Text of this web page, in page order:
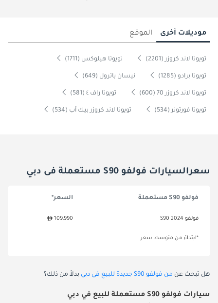
موديلات أخرى الموقع
تويوتا لاند كروزر (2201) تويوتا هيلوكس (1711)
تويوتا برادو (1285) نيسان باترول (649)
تويوتا لاند كروزر 70 (600) تويوتا راف ٤ (581)
تويوتا فورتونر (534) تويوتا لاند كروزر بيك آب (534)
سعرالسيارات فولفو S90 مستعملة فى دبي
فولفو S90 مستعملة السعر*
فولفو S90 2024 109,990
*ابتداءً من متوسط سعر
هل تبحث عن من فولفو S90 جديدة للبيع في دبي بدلاً من ذلك؟
سيارات فولفو S90 مستعملة للبيع في دبي